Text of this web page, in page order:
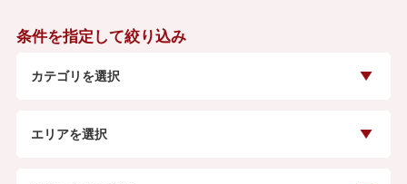
条件を指定して絞り込み
カテゴリを選択
エリアを選択